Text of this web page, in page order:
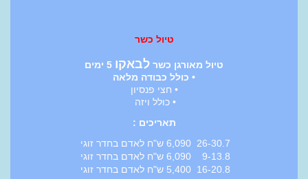
טיול כשר
טיול מאורגן כשר לבאקו
• כולל כבודה מלאה
• חצי פנסיון
• כולל ויזה
תאריכים :
26-30.7 6,090 ש"ח לאדם בחדר זוגי
9-13.8 6,090 ש"ח לאדם בחדר זוגי
16-20.8 5,400 ש"ח לאדם בחדר זוגי